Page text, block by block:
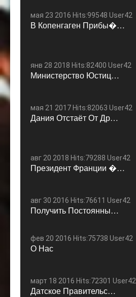
мая 23 2016 Hits:99548 User42
В Копенгаген Прибы�…
янв 28 2018 Hits:82400 User42
Министерство Юстиц…
мая 21 2017 Hits:82063 User42
Дания Отстаёт От Др…
авг 20 2018 Hits:79288 User42
Президент Франции �…
авг 30 2016 Hits:76611 User42
Получить Постоянны…
фев 20 2016 Hits:75738 User42
О Нас
март 18 2016 Hits:72301 User42
Датское Правительс…